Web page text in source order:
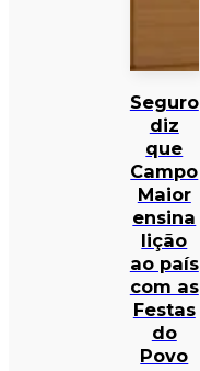
Seguro
diz
que
Campo
Maior
ensina
lição
ao país
com as
Festas
do
Povo